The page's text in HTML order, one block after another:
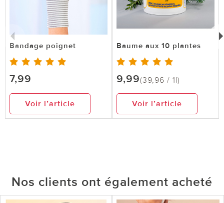
Bandage poignet
7,99
Voir l’article
Baume aux 10 plantes
9,99(39,96 / 1l)
Voir l’article
Nos clients ont également acheté